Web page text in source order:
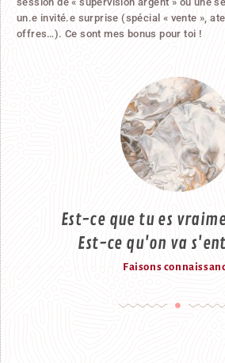
un.e invité.e surprise (spécial « vente »,
offres…). Ce sont mes bonus pour toi !
Est-ce que tu es
Faisons